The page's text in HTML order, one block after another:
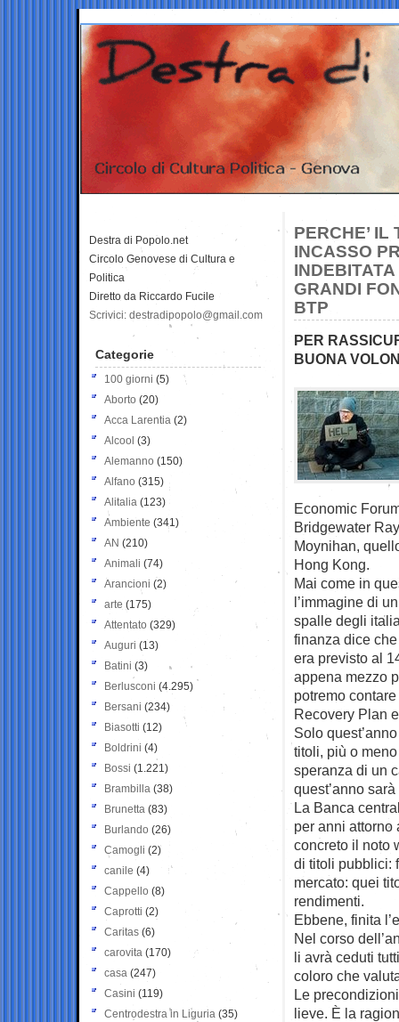
PERCHE’
INCASSO
GRANDI
BTP
PER
BUONA
Economic
Bridgewater
Moynihan,
Hong Kong.
Mai come in
l’immagine di
spalle degli
finanza dice
era previsto al
appena mezzo
potremo
Recovery Plan
Solo
titoli, più o
speranza di un
quest’anno
La Banca
per anni
concreto il noto
di titoli pubblici:
mercato: quei
rendimenti.
Ebbene, finita
Nel corso
li avrà ceduti
coloro che
Le
lieve. È la
Destra di Popolo.net
Circolo Genovese di Cultura e
Politica
Diretto da Riccardo Fucile
Scrivici: destradipopolo@gmail.com
Categorie
100 giorni (5)
Aborto (20)
Acca Larentia (2)
Alcool (3)
Alemanno (150)
Alfano (315)
Alitalia (123)
Ambiente (341)
AN (210)
Animali (74)
Arancioni (2)
arte (175)
Attentato (329)
Auguri (13)
Batini (3)
Berlusconi (4.295)
Bersani (234)
Biasotti (12)
Boldrini (4)
Bossi (1.221)
Brambilla (38)
Brunetta (83)
Burlando (26)
Camogli (2)
canile (4)
Cappello (8)
Caprotti (2)
Caritas (6)
carovita (170)
casa (247)
Casini (119)
Centrodestra in Liguria (35)